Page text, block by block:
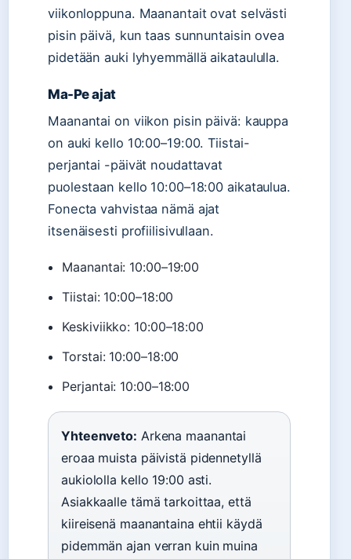
viikonloppuna. Maanantait ovat selvästi
pisin päivä, kun taas sunnuntaisin ovea
pidetään auki lyhyemmällä aikataululla.
Ma-Pe ajat
Maanantai on viikon pisin päivä: kauppa
on auki kello 10:00–19:00. Tiistai-
perjantai -päivät noudattavat
puolestaan kello 10:00–18:00 aikataulua.
Fonecta vahvistaa nämä ajat
itsenäisesti profiilisivullaan.
Maanantai: 10:00–19:00
Tiistai: 10:00–18:00
Keskiviikko: 10:00–18:00
Torstai: 10:00–18:00
Perjantai: 10:00–18:00
Yhteenveto: Arkena maanantai
eroaa muista päivistä pidennetyllä
aukiololla kello 19:00 asti.
Asiakkaalle tämä tarkoittaa, että
kiireisenä maanantaina ehtii käydä
pidemmän ajan verran kuin muina